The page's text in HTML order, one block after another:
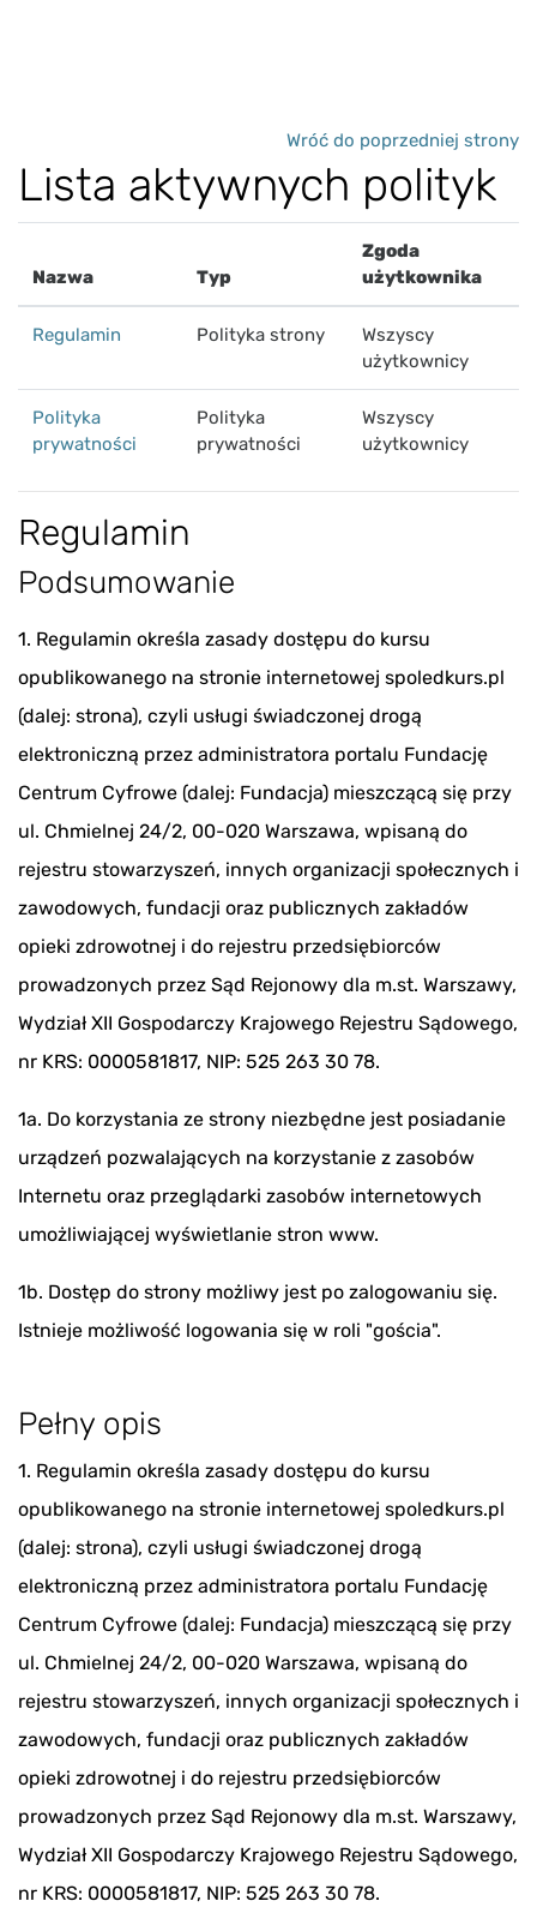
Wróć do poprzedniej strony
Lista aktywnych polityk
Nazwa Typ
Zgoda
użytkownika
Regulamin Polityka strony
Wszyscy
użytkownicy
Polityka
prywatności
Polityka
prywatności
Wszyscy
użytkownicy
Regulamin
Podsumowanie
1. Regulamin określa zasady dostępu do kursu
opublikowanego na stronie internetowej spoledkurs.pl
(dalej: strona), czyli usługi świadczonej drogą
elektroniczną przez administratora portalu Fundację
Centrum Cyfrowe (dalej: Fundacja) mieszczącą się przy
ul. Chmielnej 24/2, 00-020 Warszawa, wpisaną do
rejestru stowarzyszeń, innych organizacji społecznych i
zawodowych, fundacji oraz publicznych zakładów
opieki zdrowotnej i do rejestru przedsiębiorców
prowadzonych przez Sąd Rejonowy dla m.st. Warszawy,
Wydział XII Gospodarczy Krajowego Rejestru Sądowego,
nr KRS: 0000581817, NIP: 525 263 30 78.
1a. Do korzystania ze strony niezbędne jest posiadanie
urządzeń pozwalających na korzystanie z zasobów
Internetu oraz przeglądarki zasobów internetowych
umożliwiającej wyświetlanie stron www.
1b. Dostęp do strony możliwy jest po zalogowaniu się.
Istnieje możliwość logowania się w roli "gościa".
Pełny opis
1. Regulamin określa zasady dostępu do kursu
opublikowanego na stronie internetowej spoledkurs.pl
(dalej: strona), czyli usługi świadczonej drogą
elektroniczną przez administratora portalu Fundację
Centrum Cyfrowe (dalej: Fundacja) mieszczącą się przy
ul. Chmielnej 24/2, 00-020 Warszawa, wpisaną do
rejestru stowarzyszeń, innych organizacji społecznych i
zawodowych, fundacji oraz publicznych zakładów
opieki zdrowotnej i do rejestru przedsiębiorców
prowadzonych przez Sąd Rejonowy dla m.st. Warszawy,
Wydział XII Gospodarczy Krajowego Rejestru Sądowego,
nr KRS: 0000581817, NIP: 525 263 30 78.